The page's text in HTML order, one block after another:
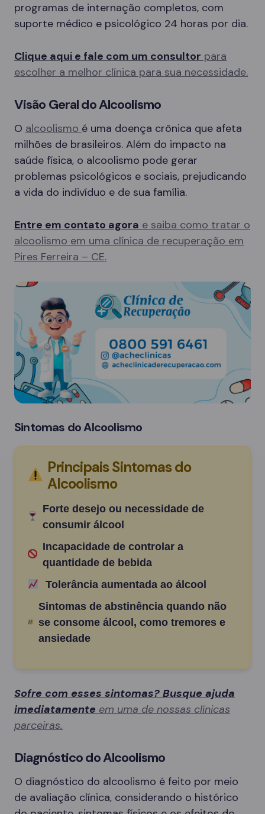
programas de internação completos, com
suporte médico e psicológico 24 horas por dia.
Clique aqui e fale com um consultor para
escolher a melhor clínica para sua necessidade.
Visão Geral do Alcoolismo
O alcoolismo é uma doença crônica que afeta
milhões de brasileiros. Além do impacto na
saúde física, o alcoolismo pode gerar
problemas psicológicos e sociais, prejudicando
a vida do indivíduo e de sua família.
Entre em contato agora e saiba como tratar o
alcoolismo em uma clínica de recuperação em
Pires Ferreira – CE.
Sintomas do Alcoolismo
Principais Sintomas do
Alcoolismo
Forte desejo ou necessidade de
consumir álcool
Incapacidade de controlar a
quantidade de bebida
Tolerância aumentada ao álcool
Sintomas de abstinência quando não
se consome álcool, como tremores e
ansiedade
Sofre com esses sintomas? Busque ajuda
imediatamente em uma de nossas clínicas
parceiras.
Diagnóstico do Alcoolismo
O diagnóstico do alcoolismo é feito por meio
de avaliação clínica, considerando o histórico